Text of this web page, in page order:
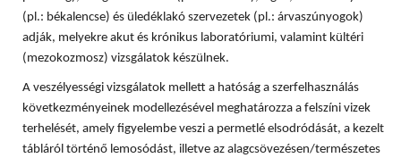
(pl.: békalencse) és üledéklakó szervezetek (pl.: árvaszúnyogok)
adják, melyekre akut és krónikus laboratóriumi, valamint kültéri
(mezokozmosz) vizsgálatok készülnek.
A veszélyességi vizsgálatok mellett a hatóság a szerfelhasználás
következményeinek modellezésével meghatározza a felszíni vizek
terhelését, amely figyelembe veszi a permetlé elsodródását, a kezelt
tábláról történő lemosódást, illetve az alagcsövezésen/természetes